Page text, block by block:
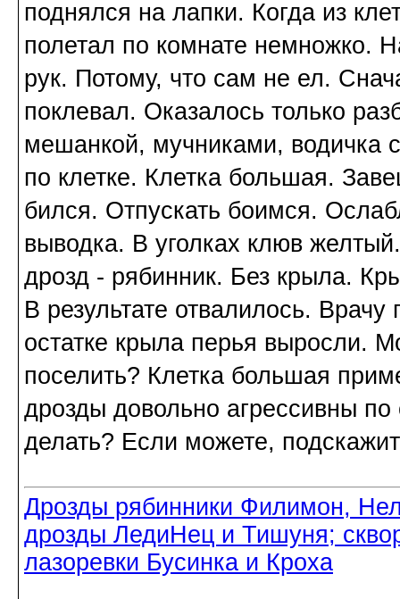
поднялся на лапки. Когда из
полетал по комнате немножко.
рук. Потому, что сам не ел.
поклевал. Оказалось только
мешанкой, мучниками, водичка
по клетке. Клетка большая.
бился. Отпускать боимся.
выводка. В уголках клюв
дрозд - рябинник. Без крыла.
В результате отвалилось.
остатке крыла перья выросли.
поселить? Клетка большая
дрозды довольно агрессивны
делать? Если можете,
Дрозды рябинники Филимон,
дрозды ЛедиНец и Тишуня;
лазоревки Бусинка и Кроха